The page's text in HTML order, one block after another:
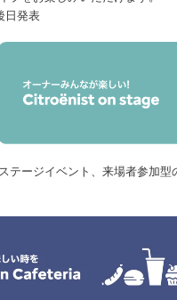
日発表
テージイベント、来場者参加型